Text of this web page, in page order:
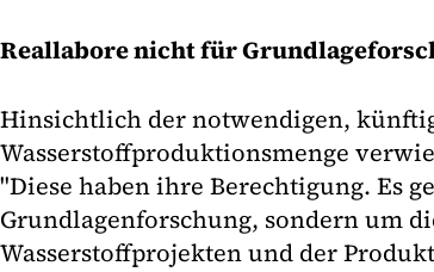
Reallabore nicht für
Hinsichtlich der notwendigen,
Wasserstoffproduktionsmenge
"Diese haben ihre Berechtigung. Es
Grundlagenforschung, sondern um
Wasserstoffprojekten und der